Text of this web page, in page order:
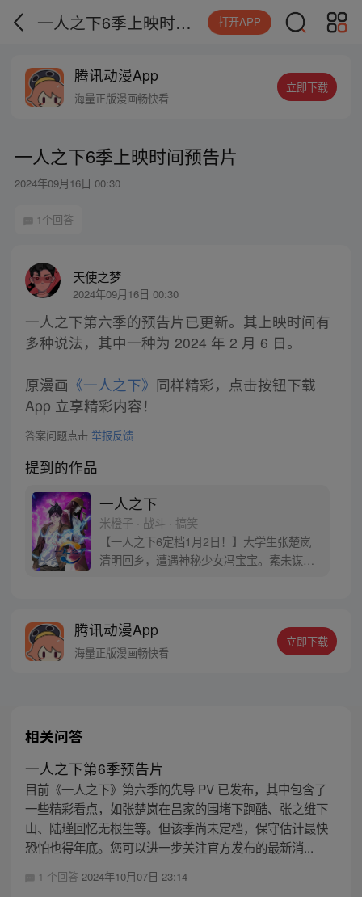
一人之下6季上映时间预告片 打开APP
腾讯动漫App
海量正版漫画畅快看
立即下载
一人之下6季上映时间预告片
2024年09月16日 00:30
1个回答
天使之梦
2024年09月16日 00:30
一人之下第六季的预告片已更新。其上映时间有
多种说法，其中一种为 2024 年 2 月 6 日。
原漫画 《一人之下》 同样精彩，点击按钮下载
App 立享精彩内容！
答案问题点击 举报反馈
提到的作品
一人之下
米橙子 · 战斗 · 搞笑
【一人之下6定档1月2日！】大学生张楚岚
清明回乡，遭遇神秘少女冯宝宝。素未谋面
密，张楚岚的生活被彻底颠覆，与冯宝宝一
同踏上“异人”之旅。
腾讯动漫App
海量正版漫画畅快看
立即下载
相关问答
一人之下第6季预告片
目前《一人之下》第六季的先导 PV 已发布，其中包含了
一些精彩看点，如张楚岚在吕家的围堵下跑酷、张之维下
山、陆瑾回忆无根生等。但该季尚未定档，保守估计最快
恐怕也得年底。您可以进一步关注官方发布的最新消...
1 个回答 2024年10月07日 23:14